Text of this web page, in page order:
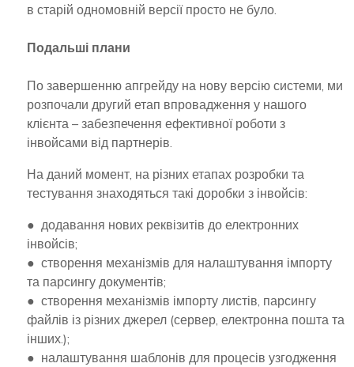
в старій одномовній версії просто не було.
Подальші плани
По завершенню апгрейду на нову версію системи, ми
розпочали другий етап впровадження у нашого
клієнта – забезпечення ефективної роботи з
інвойсами від партнерів.
На даний момент, на різних етапах розробки та
тестування знаходяться такі доробки з інвойсів:
● додавання нових реквізитів до електронних
інвойсів;
● створення механізмів для налаштування імпорту
та парсингу документів;
● створення механізмів імпорту листів, парсингу
файлів із різних джерел (сервер, електронна пошта та
інших.);
● налаштування шаблонів для процесів узгодження